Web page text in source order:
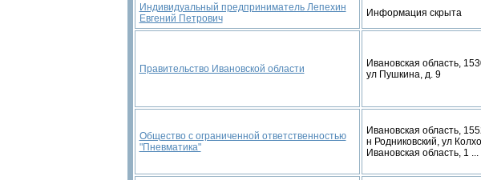
Индивидуальный предприниматель Лепехин
Евгений Петрович
Информация скрыта
Правительство Ивановской области
Ивановская область,
ул Пушкина, д. 9
Общество с ограниченной ответственностью
"Пневматика"
Ивановская область,
н Родниковский, ул
Ивановская область, 1